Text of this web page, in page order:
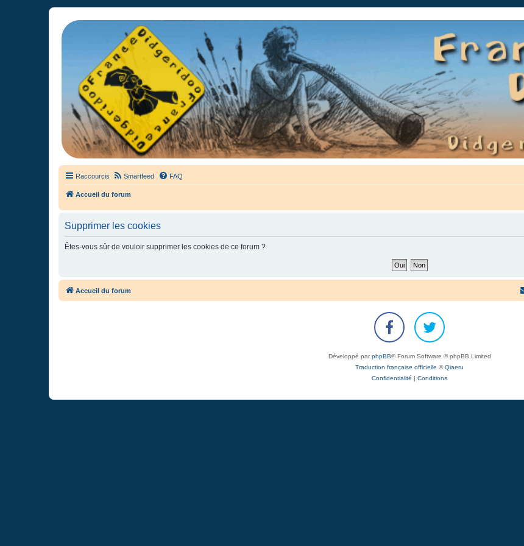
France Didgeridoo
Didgeridoo et Guimbarde sur France Didgeridoo - retrouvez la communauté.
Raccourcis Smartfeed FAQ
Accueil du forum
Supprimer les cookies
Êtes-vous sûr de vouloir supprimer les cookies de ce forum ?
Accueil du forum
Développé parphpBB® Forum Software © phpBB Limited
Traduction française officielle ©Qiaeru
Confidentialité | Conditions